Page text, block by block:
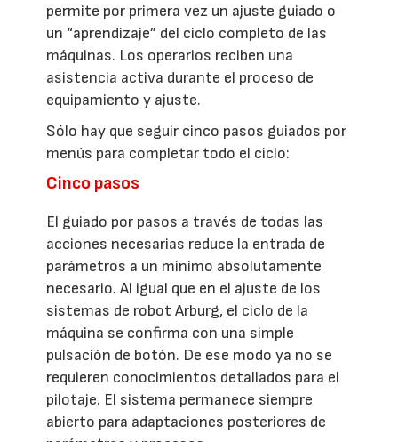
permite por primera vez un ajuste guiado o
un “aprendizaje” del ciclo completo de las
máquinas. Los operarios reciben una
asistencia activa durante el proceso de
equipamiento y ajuste.
Sólo hay que seguir cinco pasos guiados por
menús para completar todo el ciclo:
Cinco pasos
El guiado por pasos a través de todas las
acciones necesarias reduce la entrada de
parámetros a un mínimo absolutamente
necesario. Al igual que en el ajuste de los
sistemas de robot Arburg, el ciclo de la
máquina se confirma con una simple
pulsación de botón. De ese modo ya no se
requieren conocimientos detallados para el
pilotaje. El sistema permanece siempre
abierto para adaptaciones posteriores de